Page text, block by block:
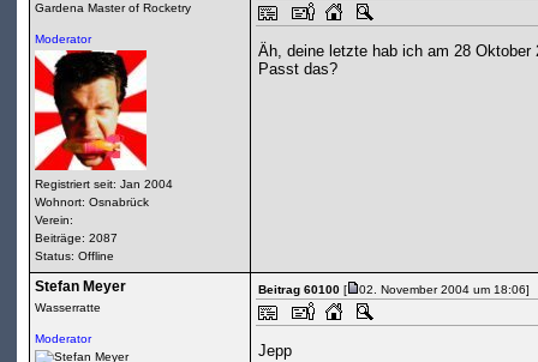
Gardena Master of Rocketry
Moderator
Registriert seit: Jan 2004
Wohnort: Osnabrück
Verein:
Beiträge: 2087
Status: Offline
Äh, deine letzte hab ich am 28 Oktober
Passt das?
Stefan Meyer
Wasserratte
Moderator
Beitrag 60100[ 02. November 2004 um 18:06]
Jepp